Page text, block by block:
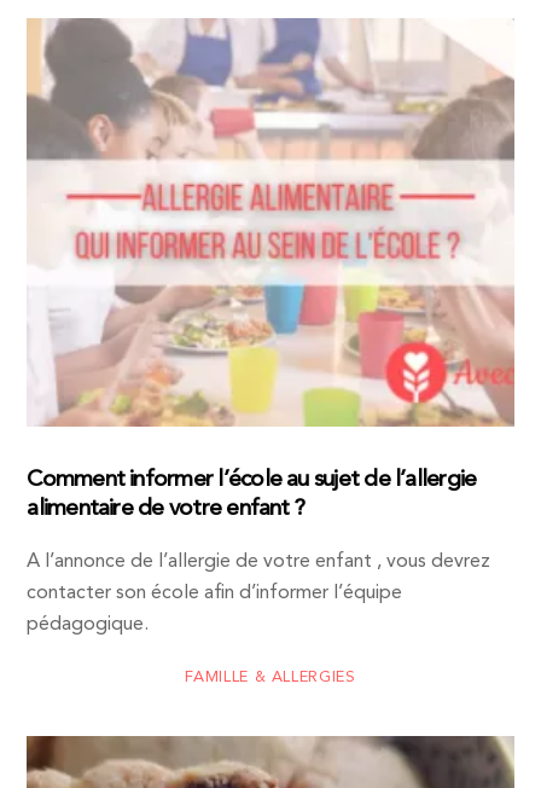
Comment informer l’école au sujet de l’allergie
alimentaire de votre enfant ?
A l’annonce de l’allergie de votre enfant , vous devrez
contacter son école afin d’informer l’équipe
pédagogique.
FAMILLE & ALLERGIES